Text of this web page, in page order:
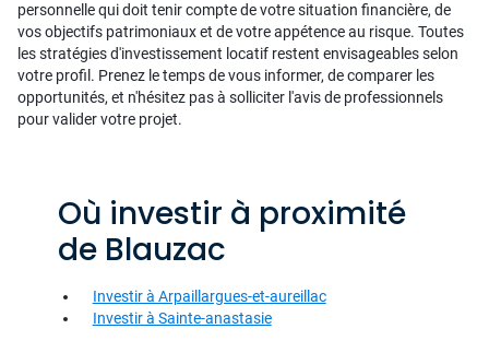
personnelle qui doit tenir compte de votre situation financière, de
vos objectifs patrimoniaux et de votre appétence au risque. Toutes
les stratégies d'investissement locatif restent envisageables selon
votre profil. Prenez le temps de vous informer, de comparer les
opportunités, et n'hésitez pas à solliciter l'avis de professionnels
pour valider votre projet.
Où investir à proximité
de Blauzac
Investir à Arpaillargues-et-aureillac
Investir à Sainte-anastasie